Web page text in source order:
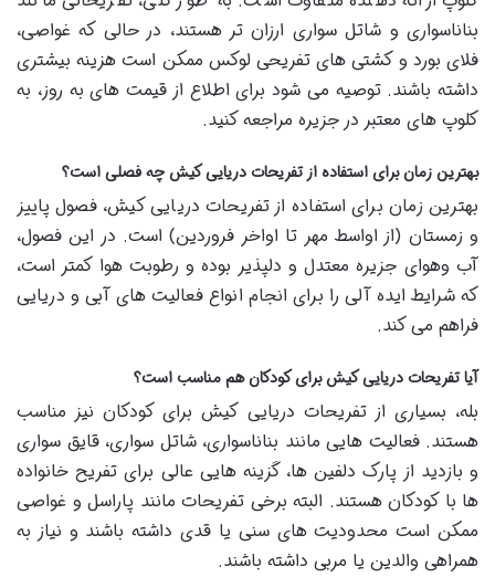
بناناسواری و شاتل سواری ارزان تر هستند، در حالی که غواصی،
فلای بورد و کشتی های تفریحی لوکس ممکن است هزینه بیشتری
داشته باشند. توصیه می شود برای اطلاع از قیمت های به روز، به
کلوپ های معتبر در جزیره مراجعه کنید.
بهترین زمان برای استفاده از تفریحات دریایی کیش چه فصلی است؟
بهترین زمان برای استفاده از تفریحات دریایی کیش، فصول پاییز
و زمستان (از اواسط مهر تا اواخر فروردین) است. در این فصول،
آب وهوای جزیره معتدل و دلپذیر بوده و رطوبت هوا کمتر است،
که شرایط ایده آلی را برای انجام انواع فعالیت های آبی و دریایی
فراهم می کند.
آیا تفریحات دریایی کیش برای کودکان هم مناسب است؟
بله، بسیاری از تفریحات دریایی کیش برای کودکان نیز مناسب
هستند. فعالیت هایی مانند بناناسواری، شاتل سواری، قایق سواری
و بازدید از پارک دلفین ها، گزینه هایی عالی برای تفریح خانواده
ها با کودکان هستند. البته برخی تفریحات مانند پاراسل و غواصی
ممکن است محدودیت های سنی یا قدی داشته باشند و نیاز به
همراهی والدین یا مربی داشته باشند.